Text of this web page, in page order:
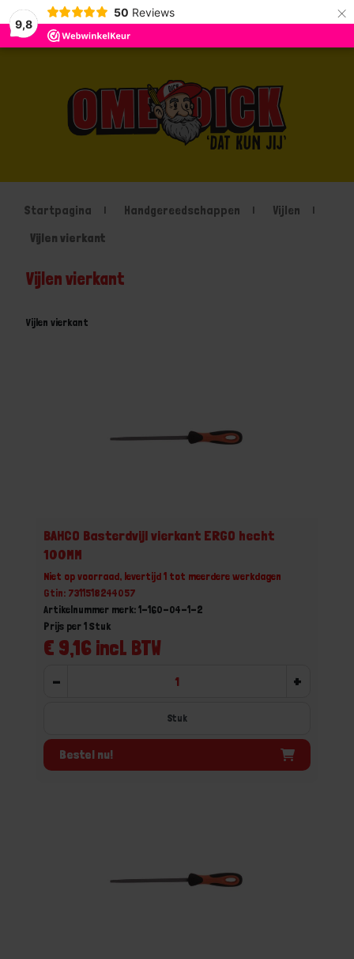
9,8
50 Reviews ×
Startpagina Handgereedschappen
Vijlen
Vijlen vierkant
Vijlen vierkant
Vijlen vierkant
BAHCO Basterdvijl vierkant ERGO hecht
100MM
Niet op voorraad, levertijd 1 tot meerdere werkdagen
Gtin: 7311518244057
Artikelnummer merk: 1-160-04-1-2
€ 9,16 incl. BTW
Prijs per 1 Stuk
- +
Stuk
Bestel nu!